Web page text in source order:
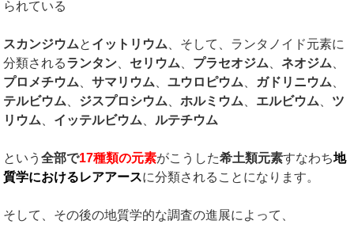
られている
スカンジウムと イットリウム 、そして、ランタノイド元素に
分類されるランタン セリウム プラセオジム 、ネオジム
プロメチウム 、サマリウム 、ユウロピウム ガドリニウム
テルビウム
ジスプロシウム 、ホルミウム エルビウム
ツ
リウム
イッテルビウム ルテチウム
という全部で17種類の元素がこうした希土類元素すなわち地
質学におけるレアアースに分類されることになります。
そして、その後の地質学的な調査の進展によって、